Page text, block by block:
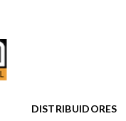
DISTRIBUIDORES